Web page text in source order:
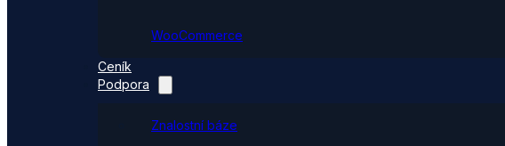
WooCommerce
Ceník
Podpora
Znalostní báze